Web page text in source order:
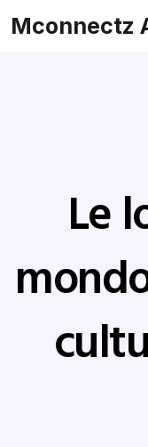
Mconnectz
Le